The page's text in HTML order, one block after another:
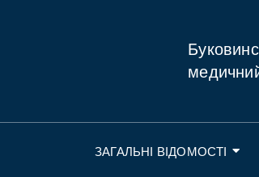
ЗАГАЛЬНІ ВІДОМОСТІ